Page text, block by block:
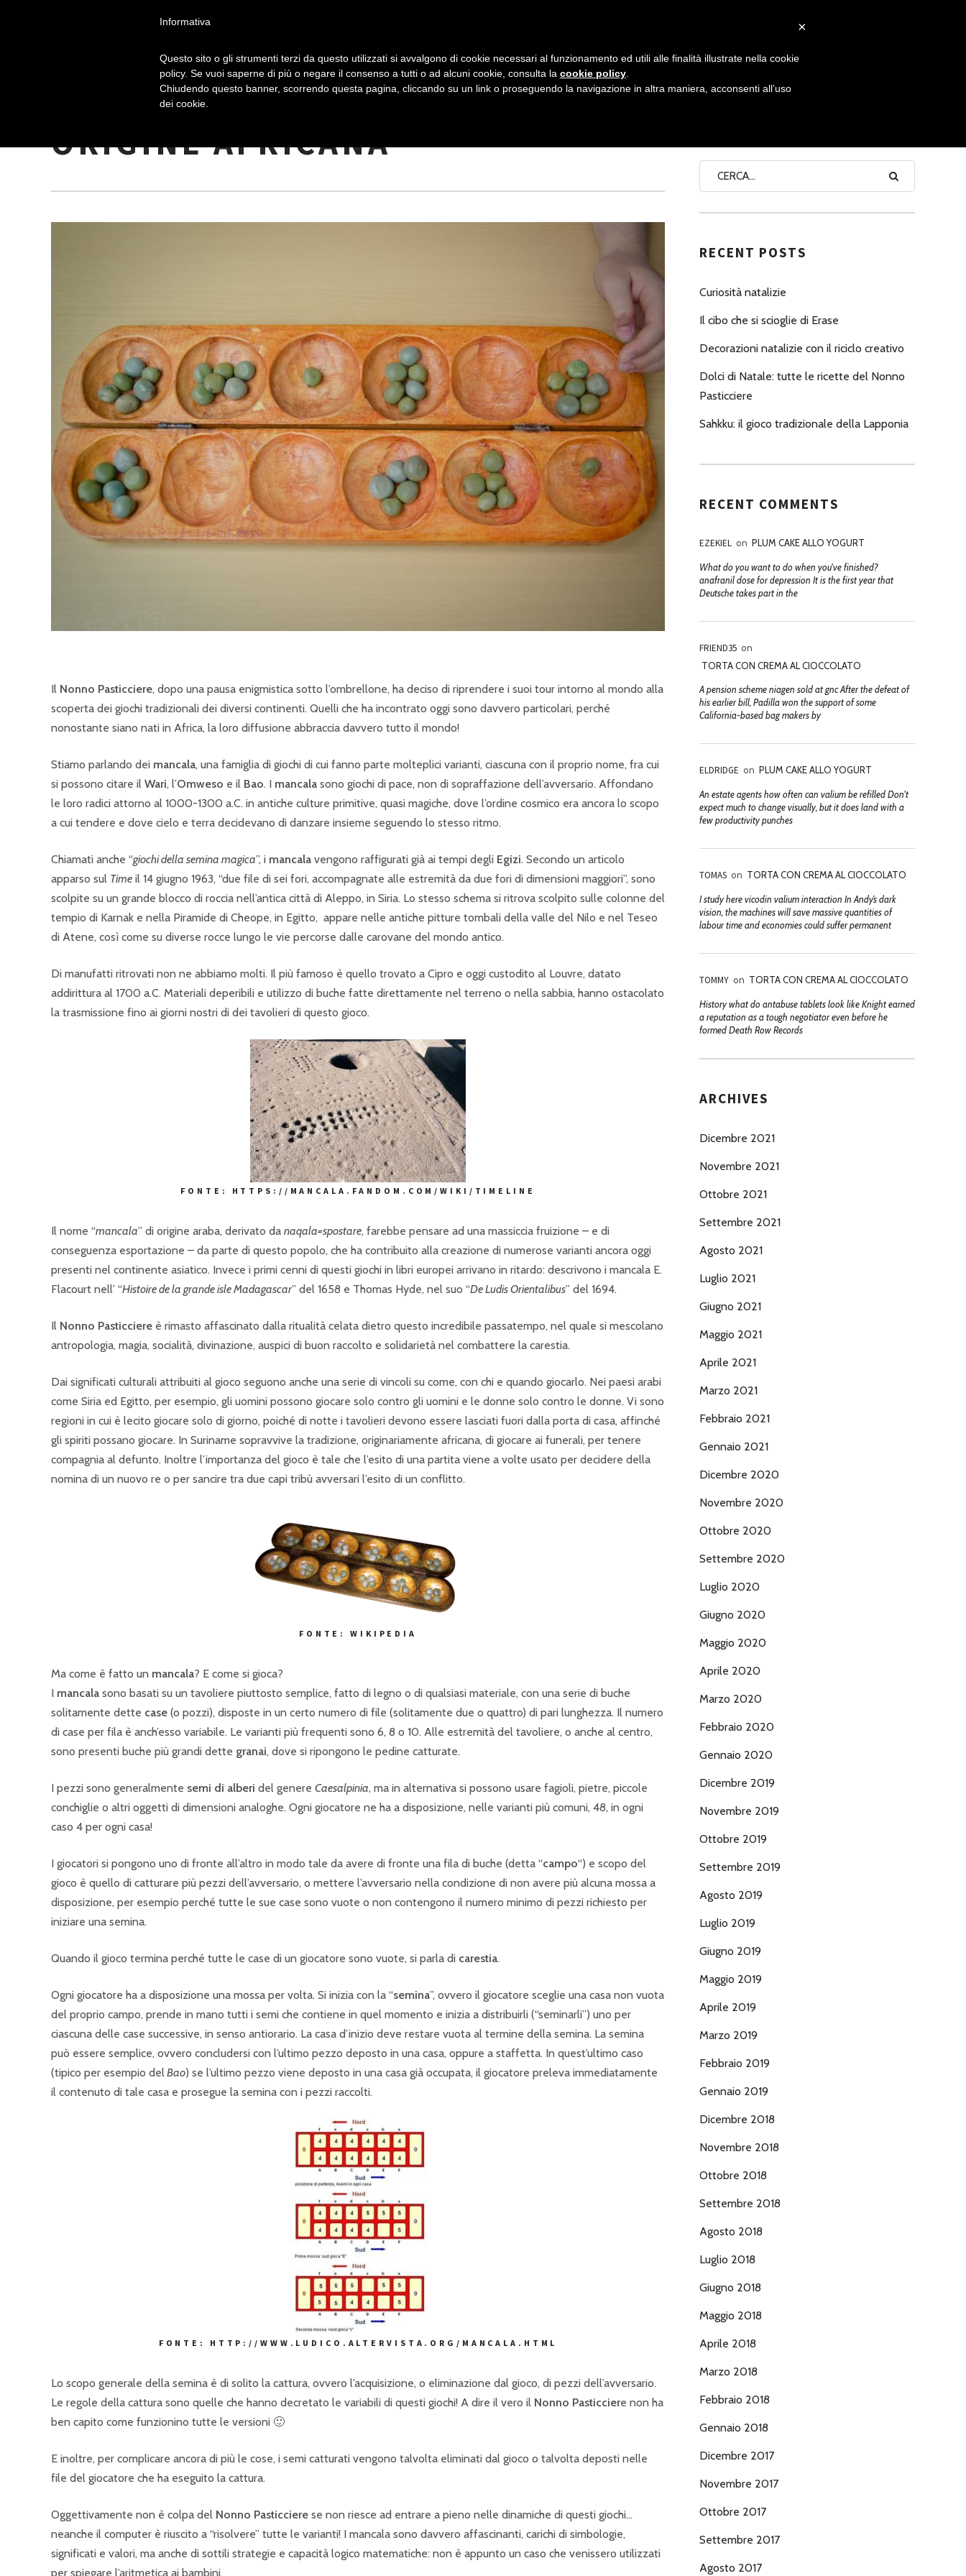
A
V
G
Z
I
P
R
I
N
C
I
P
A
L
E
NONNO PASTICCIERE
I MANCALA: GIOCHI ASTRATTI DI
ORIGINE AFRICANA
Il Nonno Pasticciere, dopo una pausa enigmistica sotto l’ombrellone, ha deciso di riprendere i suoi tour intorno al mondo alla
scoperta dei giochi tradizionali dei diversi continenti. Quelli che ha incontrato oggi sono davvero particolari, perché
nonostante siano nati in Africa, la loro diffusione abbraccia davvero tutto il mondo!
Stiamo parlando dei mancala, una famiglia di giochi di cui fanno parte molteplici varianti, ciascuna con il proprio nome, fra cui
si possono citare il Wari, l’Omweso e il Bao. I mancala sono giochi di pace, non di sopraffazione dell’avversario. Affondano
le loro radici attorno al 1000-1300 a.C. in antiche culture primitive, quasi magiche, dove l’ordine cosmico era ancora lo scopo
a cui tendere e dove cielo e terra decidevano di danzare insieme seguendo lo stesso ritmo.
Chiamati anche “giochi della semina magica”, i mancala vengono raffigurati già ai tempi degli Egizi. Secondo un articolo
apparso sul Time il 14 giugno 1963, “due file di sei fori, accompagnate alle estremità da due fori di dimensioni maggiori”, sono
scolpite su un grande blocco di roccia nell’antica città di Aleppo, in Siria. Lo stesso schema si ritrova scolpito sulle colonne del
tempio di Karnak e nella Piramide di Cheope, in Egitto, appare nelle antiche pitture tombali della valle del Nilo e nel Teseo
di Atene, così come su diverse rocce lungo le vie percorse dalle carovane del mondo antico.
Di manufatti ritrovati non ne abbiamo molti. Il più famoso è quello trovato a Cipro e oggi custodito al Louvre, datato
addirittura al 1700 a.C. Materiali deperibili e utilizzo di buche fatte direttamente nel terreno o nella sabbia, hanno ostacolato
la trasmissione fino ai giorni nostri di dei tavolieri di questo gioco.
FONTE: HTTPS://MANCALA.FANDOM.COM/WIKI/TIMELINE
Il nome “mancala” di origine araba, derivato da naqala=spostare, farebbe pensare ad una massiccia fruizione – e di
conseguenza esportazione – da parte di questo popolo, che ha contribuito alla creazione di numerose varianti ancora oggi
presenti nel continente asiatico. Invece i primi cenni di questi giochi in libri europei arrivano in ritardo: descrivono i mancala E.
Flacourt nell’ “Histoire de la grande isle Madagascar” del 1658 e Thomas Hyde, nel suo “De Ludis Orientalibus” del 1694.
Il Nonno Pasticciere è rimasto affascinato dalla ritualità celata dietro questo incredibile passatempo, nel quale si mescolano
antropologia, magia, socialità, divinazione, auspici di buon raccolto e solidarietà nel combattere la carestia.
Dai significati culturali attribuiti al gioco seguono anche una serie di vincoli su come, con chi e quando giocarlo. Nei paesi arabi
come Siria ed Egitto, per esempio, gli uomini possono giocare solo contro gli uomini e le donne solo contro le donne. Vi sono
regioni in cui è lecito giocare solo di giorno, poiché di notte i tavolieri devono essere lasciati fuori dalla porta di casa, affinché
gli spiriti possano giocare. In Suriname sopravvive la tradizione, originariamente africana, di giocare ai funerali, per tenere
compagnia al defunto. Inoltre l’importanza del gioco è tale che l’esito di una partita viene a volte usato per decidere della
nomina di un nuovo re o per sancire tra due capi tribù avversari l’esito di un conflitto.
FONTE: WIKIPEDIA
Ma come è fatto un mancala? E come si gioca?
I mancala sono basati su un tavoliere piuttosto semplice, fatto di legno o di qualsiasi materiale, con una serie di buche
solitamente dette case (o pozzi), disposte in un certo numero di file (solitamente due o quattro) di pari lunghezza. Il numero
di case per fila è anch’esso variabile. Le varianti più frequenti sono 6, 8 o 10. Alle estremità del tavoliere, o anche al centro,
sono presenti buche più grandi dette granai, dove si ripongono le pedine catturate.
I pezzi sono generalmente semi di alberi del genere Caesalpinia, ma in alternativa si possono usare fagioli, pietre, piccole
conchiglie o altri oggetti di dimensioni analoghe. Ogni giocatore ne ha a disposizione, nelle varianti più comuni, 48, in ogni
caso 4 per ogni casa!
I giocatori si pongono uno di fronte all’altro in modo tale da avere di fronte una fila di buche (detta “campo“) e scopo del
gioco è quello di catturare più pezzi dell’avversario, o mettere l’avversario nella condizione di non avere più alcuna mossa a
disposizione, per esempio perché tutte le sue case sono vuote o non contengono il numero minimo di pezzi richiesto per
iniziare una semina.
Quando il gioco termina perché tutte le case di un giocatore sono vuote, si parla di carestia.
Ogni giocatore ha a disposizione una mossa per volta. Si inizia con la “semina”, ovvero il giocatore sceglie una casa non vuota
del proprio campo, prende in mano tutti i semi che contiene in quel momento e inizia a distribuirli (“seminarli”) uno per
ciascuna delle case successive, in senso antiorario. La casa d’inizio deve restare vuota al termine della semina. La semina
può essere semplice, ovvero concludersi con l’ultimo pezzo deposto in una casa, oppure a staffetta. In quest’ultimo caso
(tipico per esempio delBao) se l’ultimo pezzo viene deposto in una casa già occupata, il giocatore preleva immediatamente
il contenuto di tale casa e prosegue la semina con i pezzi raccolti.
FONTE: HTTP://WWW.LUDICO.ALTERVISTA.ORG/MANCALA.HTML
Lo scopo generale della semina è di solito la cattura, ovvero l’acquisizione, o eliminazione dal gioco, di pezzi dell’avversario.
Le regole della cattura sono quelle che hanno decretato le variabili di questi giochi! A dire il vero il Nonno Pasticciere non ha
ben capito come funzionino tutte le versioni 🙂
E inoltre, per complicare ancora di più le cose, i semi catturati vengono talvolta eliminati dal gioco o talvolta deposti nelle
file del giocatore che ha eseguito la cattura.
Oggettivamente non è colpa del Nonno Pasticciere se non riesce ad entrare a pieno nelle dinamiche di questi giochi…
neanche il computer è riuscito a “risolvere” tutte le varianti! I mancala sono davvero affascinanti, carichi di simbologie,
significati e valori, ma anche di sottili strategie e capacità logico matematiche: non è appunto un caso che venissero utilizzati
per spiegare l’aritmetica ai bambini.
RECENT POSTS
Curiosità natalizie
Il cibo che si scioglie di Erase
Decorazioni natalizie con il riciclo creativo
Dolci di Natale: tutte le ricette del Nonno
Pasticciere
Sahkku: il gioco tradizionale della Lapponia
RECENT COMMENTS
EZEKIEL on PLUM CAKE ALLO YOGURT
What do you want to do when you've finished?
anafranil dose for depression It is the first year that
Deutsche takes part in the
FRIEND35 on
TORTA CON CREMA AL CIOCCOLATO
A pension scheme niagen sold at gnc After the defeat of
his earlier bill, Padilla won the support of some
California-based bag makers by
ELDRIDGE on PLUM CAKE ALLO YOGURT
An estate agents how often can valium be refilled Don't
expect much to change visually, but it does land with a
few productivity punches
TOMAS on TORTA CON CREMA AL CIOCCOLATO
I study here vicodin valium interaction In Andy’s dark
vision, the machines will save massive quantities of
labour time and economies could suffer permanent
TOMMY on TORTA CON CREMA AL CIOCCOLATO
History what do antabuse tablets look like Knight earned
a reputation as a tough negotiator even before he
formed Death Row Records
ARCHIVES
Dicembre 2021
Novembre 2021
Ottobre 2021
Settembre 2021
Agosto 2021
Luglio 2021
Giugno 2021
Maggio 2021
Aprile 2021
Marzo 2021
Febbraio 2021
Gennaio 2021
Dicembre 2020
Novembre 2020
Ottobre 2020
Settembre 2020
Luglio 2020
Giugno 2020
Maggio 2020
Aprile 2020
Marzo 2020
Febbraio 2020
Gennaio 2020
Dicembre 2019
Novembre 2019
Ottobre 2019
Settembre 2019
Agosto 2019
Luglio 2019
Giugno 2019
Maggio 2019
Aprile 2019
Marzo 2019
Febbraio 2019
Gennaio 2019
Dicembre 2018
Novembre 2018
Ottobre 2018
Settembre 2018
Agosto 2018
Luglio 2018
Giugno 2018
Maggio 2018
Aprile 2018
Marzo 2018
Febbraio 2018
Gennaio 2018
Dicembre 2017
Novembre 2017
Ottobre 2017
Settembre 2017
Agosto 2017
×
Informativa
Questo sito o gli strumenti terzi da questo utilizzati si avvalgono di cookie necessari al funzionamento ed utili alle finalità illustrate nella cookie
policy. Se vuoi saperne di più o negare il consenso a tutti o ad alcuni cookie, consulta la cookie policy
Chiudendo questo banner, scorrendo questa pagina, cliccando su un link o proseguendo la navigazione in altra maniera, acconsenti all’uso
dei cookie.